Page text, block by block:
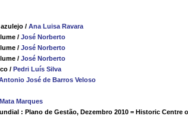
/ Ana Luisa Ravara
/ José Norberto
/ José Norberto
/ José Norberto
/ Pedri Luís Silva
José de Barros Veloso
Marques
: Plano de Gestão, Dezembro 2010 = Historic Centre